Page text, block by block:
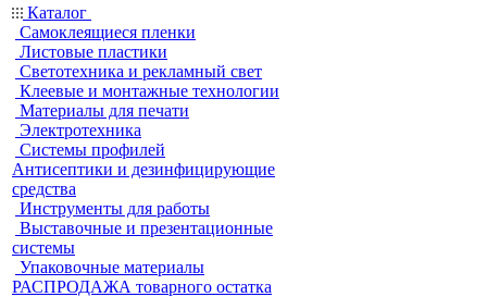
Каталог
Самоклеящиеся пленки
Листовые пластики
Светотехника и рекламный свет
Клеевые и монтажные технологии
Материалы для печати
Электротехника
Системы профилей
Антисептики и дезинфицирующие
средства
Инструменты для работы
Выставочные и презентационные
системы
Упаковочные материалы
РАСПРОДАЖА товарного остатка